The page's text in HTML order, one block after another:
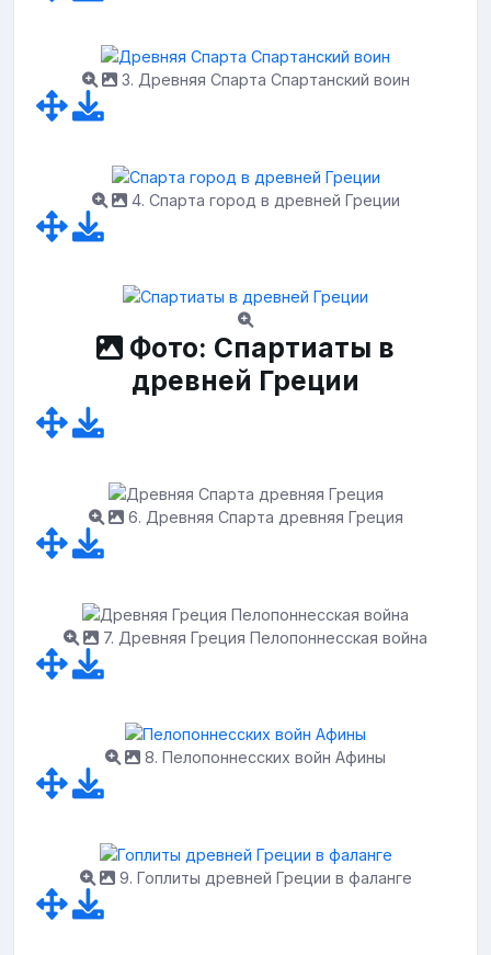
3. Древняя Спарта Спартанский воин
4. Спарта город в древней Греции
Фото: Спартиаты в
древней Греции
6. Древняя Спарта древняя Греция
7. Древняя Греция Пелопоннесская война
8. Пелопоннесских войн Афины
9. Гоплиты древней Греции в фаланге